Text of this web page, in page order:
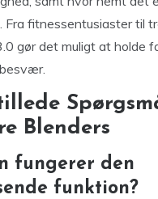
Fra fitnessentusiaster til
gør det muligt at holde
Blenders
fungerer den
funktion?